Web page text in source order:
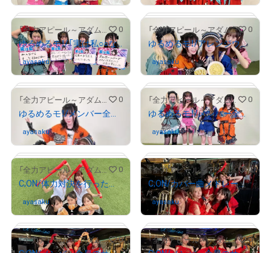
「全力アピール～アダムシアター～」NFTストア 0
ゆるめるモ！/「実は私○○なんです」を紹介したメンバー全員のサイン入り写真
ayasaku さんが保有中
「全力アピール～アダムシアター～」NFTストア 0
ゆるめるモ！/アレンジウマウマ飯を紹介したメンバー全員のサイン入り写真
ayasaku さんが保有中
「全力アピール～アダムシアター～」NFTストア 0
ゆるめるモ！/メンバー全員のサイン入り写真②
ayasakuさんが保有中
# 79/2000
「全力アピール～アダムシアター～」NFTストア 0
ゆるめるモ！/メンバー全員のサイン入り写真①
ayasakuさんが保有中
# 370/2000
「全力アピール～アダムシアター～」NFTストア 0
C;ON/体力対決を行ったメンバー全員のサイン入り写真
ayasakuさんが保有中
# 229/2000
「全力アピール～アダムシアター～」NFTストア 0
C;ON/カバー曲メドレーを披露したメンバー全員のサイン入り写真
ayasakuさんが保有中
「全力アピール～アダムシアター～」NFTストア 0 「全力アピール～アダムシアター～」NFTストア 0